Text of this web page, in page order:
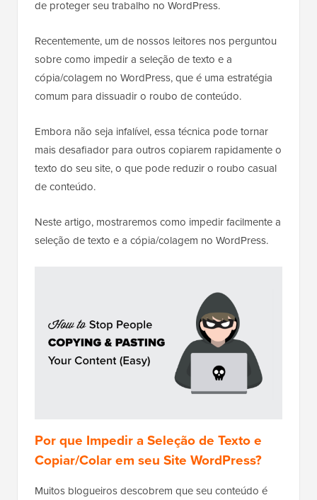
de proteger seu trabalho no WordPress.
Recentemente, um de nossos leitores nos perguntou
sobre como impedir a seleção de texto e a
cópia/colagem no WordPress, que é uma estratégia
comum para dissuadir o roubo de conteúdo.
Embora não seja infalível, essa técnica pode tornar
mais desafiador para outros copiarem rapidamente o
texto do seu site, o que pode reduzir o roubo casual
de conteúdo.
Neste artigo, mostraremos como impedir facilmente a
seleção de texto e a cópia/colagem no WordPress.
Por que Impedir a Seleção de Texto e
Copiar/Colar em seu Site WordPress?
Muitos blogueiros descobrem que seu conteúdo é